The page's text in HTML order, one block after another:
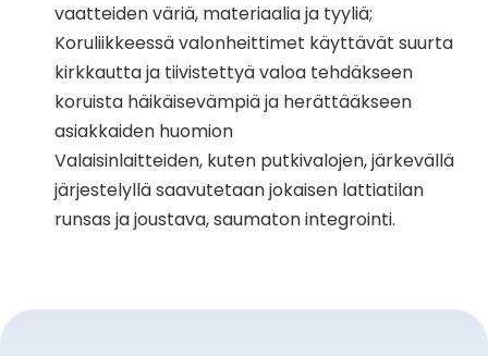
vaatteiden väriä, materiaalia ja tyyliä;
Koruliikkeessä valonheittimet käyttävät suurta
kirkkautta ja tiivistettyä valoa tehdäkseen
koruista häikäisevämpiä ja herättääkseen
asiakkaiden huomion
Valaisinlaitteiden, kuten putkivalojen, järkevällä
järjestelyllä saavutetaan jokaisen lattiatilan
runsas ja joustava, saumaton integrointi.